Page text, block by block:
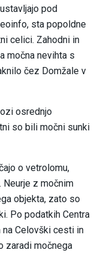
pod
sta popoldne
celici. Zahodni in
močna nevihta s
čez Domžale v
osrednjo
so bili močni sunki
o vetrolomu,
Neurje z močnim
objekta, zato so
Po podatkih Centra
Celovški cesti in
zaradi močnega